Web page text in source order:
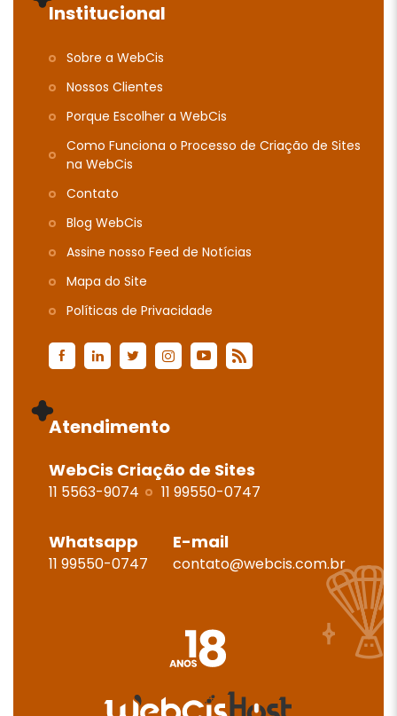
Institucional
Sobre a WebCis
Nossos Clientes
Porque Escolher a WebCis
Como Funciona o Processo de Criação de Sites
na WebCis
Contato
Blog WebCis
Assine nosso Feed de Notícias
Mapa do Site
Polí­ticas de Privacidade
Atendimento
WebCis Criação de Sites
11 5563-9074 11 99550-0747
Whatsapp
11 99550-0747
E-mail
contato@webcis.com.br